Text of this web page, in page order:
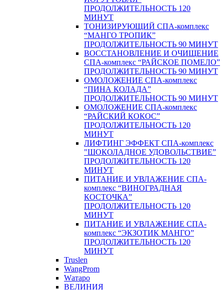
ПРОДОЛЖИТЕЛЬНОСТЬ 120
МИНУТ
ТОНИЗИРУЮЩИЙ СПА-комплекс
“МАНГО ТРОПИК”
ПРОДОЛЖИТЕЛЬНОСТЬ 90 МИНУТ
ВОССТАНОВЛЕНИЕ И ОЧИЩЕНИЕ
СПА-комплекс “РАЙСКОЕ ПОМЕЛО”
ПРОДОЛЖИТЕЛЬНОСТЬ 90 МИНУТ
ОМОЛОЖЕНИЕ СПА-комплекс
“ПИНА КОЛАДА”
ПРОДОЛЖИТЕЛЬНОСТЬ 90 МИНУТ
ОМОЛОЖЕНИЕ СПА-комплекс
“РАЙСКИЙ КОКОС”
ПРОДОЛЖИТЕЛЬНОСТЬ 120
МИНУТ
ЛИФТИНГ ЭФФЕКТ СПА-комплекс
"ШОКОЛАДНОЕ УДОВОЛЬСТВИЕ”
ПРОДОЛЖИТЕЛЬНОСТЬ 120
МИНУТ
ПИТАНИЕ И УВЛАЖЕНИЕ СПА-
комплекс “ВИНОГРАДНАЯ
КОСТОЧКА”
ПРОДОЛЖИТЕЛЬНОСТЬ 120
МИНУТ
ПИТАНИЕ И УВЛАЖЕНИЕ СПА-
комплекс “ЭКЗОТИК МАНГО”
ПРОДОЛЖИТЕЛЬНОСТЬ 120
МИНУТ
Truslen
WangProm
Wатаро
ВЕЛИНИЯ